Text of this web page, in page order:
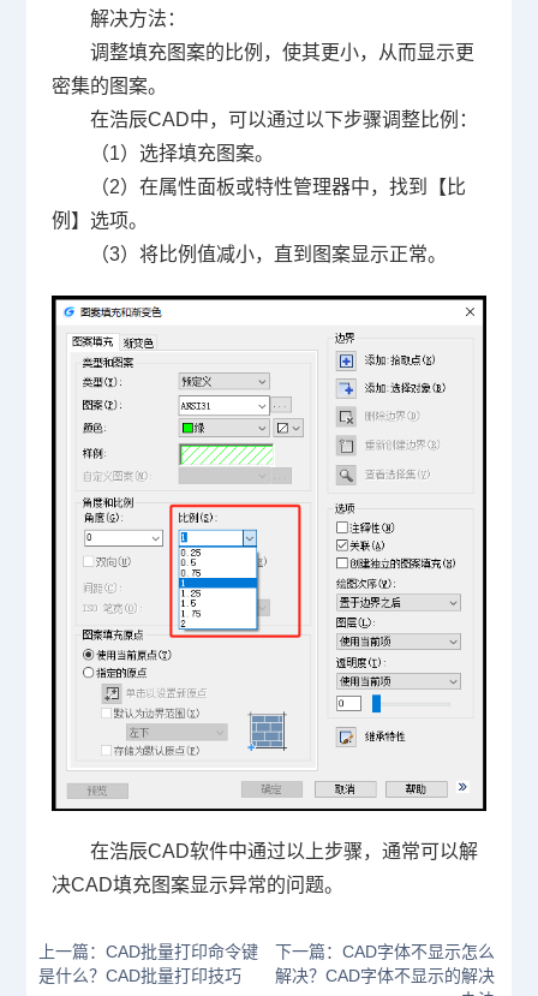
解决方法：
调整填充图案的比例，使其更小，从而显示更
密集的图案。
在浩辰CAD中，可以通过以下步骤调整比例：
（1）选择填充图案。
（2）在属性面板或特性管理器中，找到【比
例】选项。
（3）将比例值减小，直到图案显示正常。
在浩辰CAD软件中通过以上步骤，通常可以解
决CAD填充图案显示异常的问题。
上一篇：CAD批量打印命令键
是什么？CAD批量打印技巧
下一篇：CAD字体不显示怎么
解决？CAD字体不显示的解决